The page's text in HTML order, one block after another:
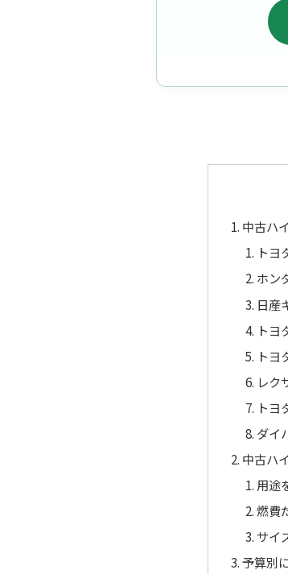
中古ハ
トヨ
ホン
日産
トヨ
トヨ
レク
トヨ
ダイ
中古ハ
用途
燃費
サイ
予算別